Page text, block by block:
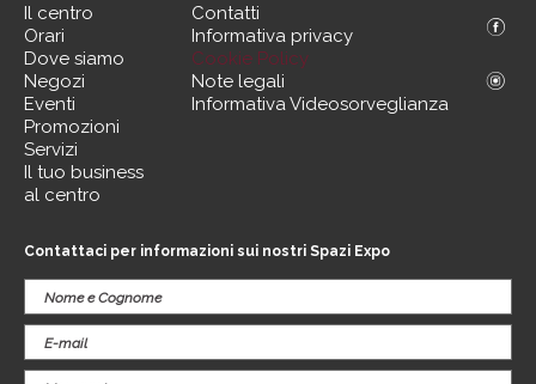
Il centro
Orari
Dove siamo
Negozi
Eventi
Promozioni
Servizi
Il tuo business
al centro
Contatti
Informativa privacy
Cookie Policy
Note legali
Informativa Videosorveglianza
Contattaci per informazioni sui nostri Spazi Expo